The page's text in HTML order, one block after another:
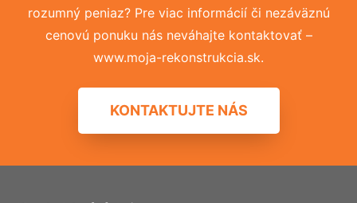
rozumný peniaz? Pre viac informácií či nezáväznú
cenovú ponuku nás neváhajte kontaktovať –
www.moja-rekonstrukcia.sk.
KONTAKTUJTE NÁS